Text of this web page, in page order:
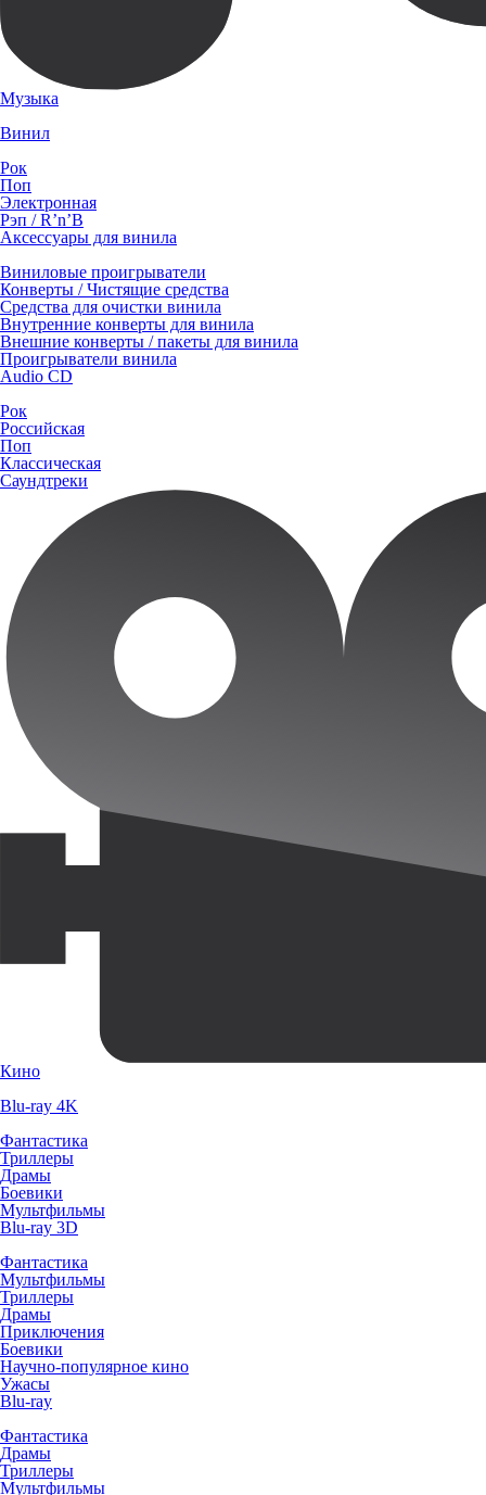
Музыка
Винил
Рок
Поп
Электронная
Рэп / R’n’B
Аксессуары для винила
Виниловые проигрыватели
Конверты / Чистящие средства
Средства для очистки винила
Внутренние конверты для винила
Внешние конверты / пакеты для винила
Проигрыватели винила
Audio CD
Рок
Российская
Поп
Классическая
Саундтреки
Кино
Blu-ray 4K
Фантастика
Триллеры
Драмы
Боевики
Мультфильмы
Blu-ray 3D
Фантастика
Мультфильмы
Триллеры
Драмы
Приключения
Боевики
Научно-популярное кино
Ужасы
Blu-ray
Фантастика
Драмы
Триллеры
Мультфильмы